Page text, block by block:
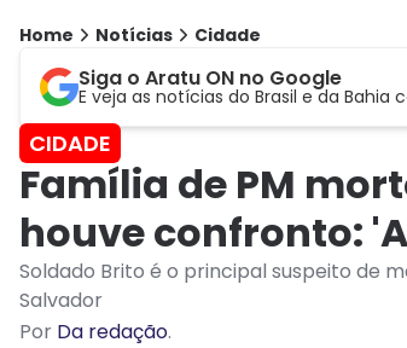
Home Notícias Cidade
Siga o Aratu ON no Google
E veja as notícias do Brasil e da Bahia
CIDADE
Família de PM
houve confronto:
Soldado Brito é o principal suspeito de
Salvador
Por Da redação.